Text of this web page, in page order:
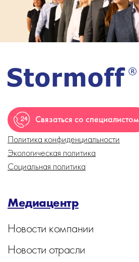
Связаться со специалистом
Политика конфиденциальности
Экологическая политика
Социальная политика
Медиацентр
Новости компании
Новости отрасли